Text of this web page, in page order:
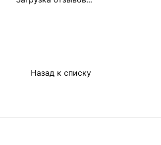
Назад к списку